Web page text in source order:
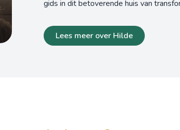
gids in dit betoverende huis van
Lees meer over Hilde